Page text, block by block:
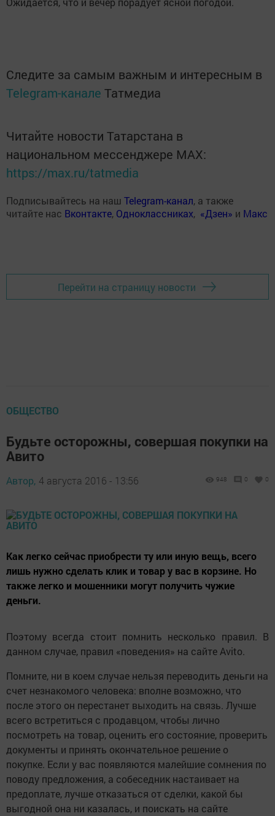
Следите за самым важным и интересным в
Telegram-канале Татмедиа
Читайте новости Татарстана в
национальном мессенджере MАХ:
https://max.ru/tatmedia
Подписывайтесь на наш Telegram-канал, а также
читайте нас Вконтакте, Одноклассниках, «Дзен» и Макс
Перейти на страницу новости
ОБЩЕСТВО
Будьте осторожны, совершая покупки на
Авито
Автор, 4 августа 2016 - 13:56 948 0 0
Как легко сейчас приобрести ту или иную вещь, всего
лишь нужно сделать клик и товар у вас в корзине. Но
также легко и мошенники могут получить чужие
деньги.
Поэтому всегда стоит помнить несколько правил. В
данном случае, правил «поведения» на сайте Avito.
Помните, ни в коем случае нельзя переводить деньги на
счет незнакомого человека: вполне возможно, что
после этого он перестанет выходить на связь. Лучше
всего встретиться с продавцом, чтобы лично
посмотреть на товар, оценить его состояние, проверить
документы и принять окончательное решение о
покупке. Если у вас появляются малейшие сомнения по
поводу предложения, а собеседник настаивает на
предоплате, лучше отказаться от сделки, какой бы
выгодной она ни казалась, и поискать на сайте